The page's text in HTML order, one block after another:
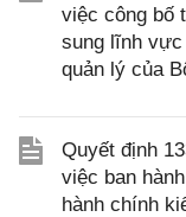
việc công bố
sung lĩnh
quản lý của
Quyết định
việc ban
hành chính